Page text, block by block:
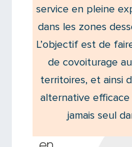
service en pleine
dans les zones
L’objectif est de
de covoiturage
territoires, et ainsi
alternative efficace
jamais seul